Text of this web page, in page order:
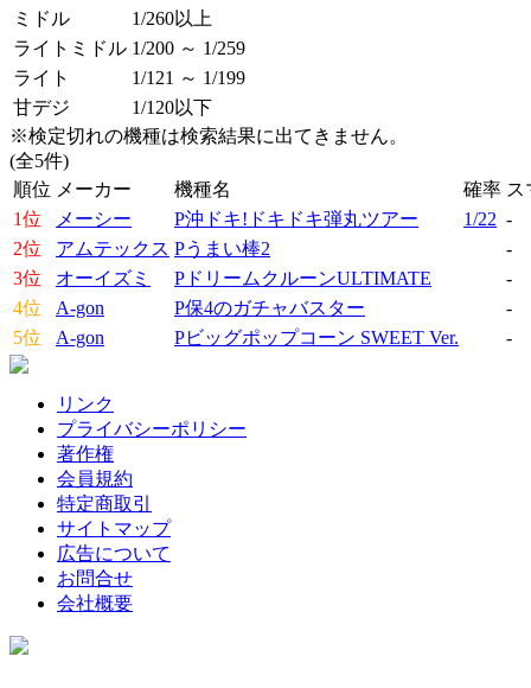
ミドル
1/260以上
ライトミドル 1/200 ～ 1/259
ライト
1/121 ～ 1/199
甘デジ
1/120以下
※検定切れの機種は検索結果に出てきません。
(全5件)
順位 メーカー 機種名 確率 ス
1位
メーシー P沖ドキ!ドキドキ弾丸ツアー 1/22 -
2位
アムテックス Pうまい棒2
-
3位
オーイズミ PドリームクルーンULTIMATE
-
4位
A-gon P保4のガチャバスター
-
5位
A-gon Pビッグポップコーン SWEET Ver. -
リンク
プライバシーポリシー
著作権
会員規約
特定商取引
サイトマップ
広告について
お問合せ
会社概要